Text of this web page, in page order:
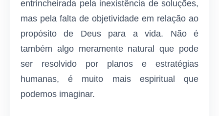
entrincheirada pela inexistência de soluções,
mas pela falta de objetividade em relação ao
propósito de Deus para a vida. Não é
também algo meramente natural que pode
ser resolvido por planos e estratégias
humanas, é muito mais espiritual que
podemos imaginar.